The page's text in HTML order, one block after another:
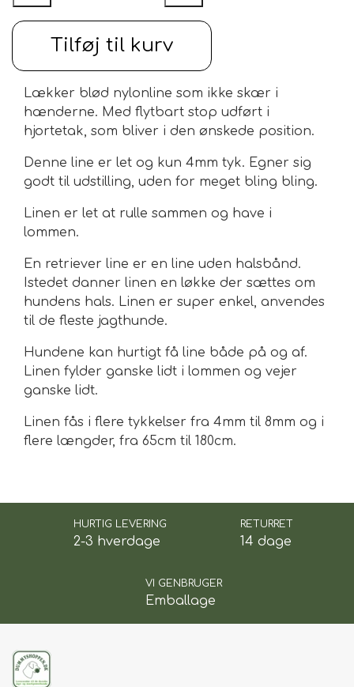
Tilføj til kurv
Lækker blød nylonline som ikke skær i
hænderne. Med flytbart stop udført i
hjortetak, som bliver i den ønskede position.
Denne line er let og kun 4mm tyk. Egner sig
godt til udstilling, uden for meget bling bling.
Linen er let at rulle sammen og have i
lommen.
En retriever line er en line uden halsbånd.
Istedet danner linen en løkke der sættes om
hundens hals. Linen er super enkel, anvendes
til de fleste jagthunde.
Hundene kan hurtigt få line både på og af.
Linen fylder ganske lidt i lommen og vejer
ganske lidt.
Linen fås i flere tykkelser fra 4mm til 8mm og i
flere længder, fra 65cm til 180cm.
HURTIG LEVERING
2-3 hverdage
RETURRET
14 dage
VI GENBRUGER
Emballage